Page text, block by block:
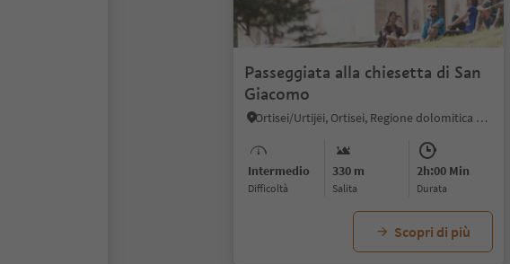
Passeggiata alla chiesetta di San
Giacomo
Ortisei/Urtijëi, Ortisei, Regione dolomitica Val Gardena
Intermedio
Difficoltà
330 m
Salita
2h:00 Min
durata
Scopri di più